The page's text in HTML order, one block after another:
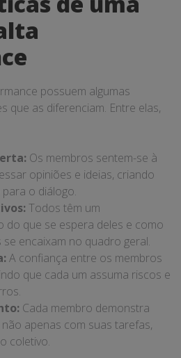
possuem algumas
que as diferenciam. Entre elas,
Os membros sentem-se à
opiniões e ideias, criando
o diálogo.
Todos têm um
do que se espera deles e como
encaixam no quadro geral.
A confiança entre os membros
que cada um assuma riscos e
Cada membro demonstra
apenas com suas tarefas,
coletivo.